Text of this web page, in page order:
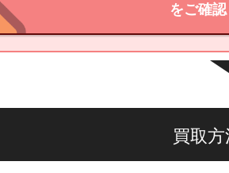
をご確認
買取